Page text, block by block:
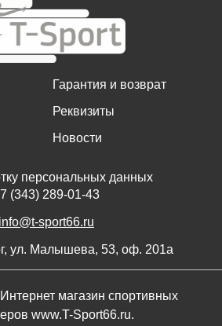
Гарантия и возврат
Реквизиты
Новости
персональных данных
(343) 289-01-43
info@t-sport66.ru
ул. Малышева, 53, оф. 201а
магазин спортивных
www.T-Sport66.ru.